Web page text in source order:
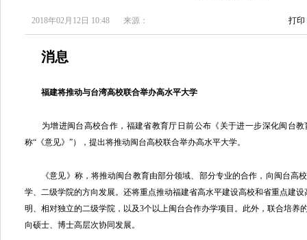
2018年02月12日 10:48 来源： 打印
消息
福建将推动与台湾高校联合举办高水平大学
为增进闽台高校合作，福建省教育厅日前公布《关于进一步深化闽台教
称“《意见》”），提出将推动闽台高校联合举办高水平大学。
《意见》称，将推动闽台教育由部分领域、部分专业的合作，向闽台高
学、二级学院的方向发展。还将重点推动福建省高水平建设高校和省重点建
明、相对独立的二级学院，以及3个以上闽台合作办学项目。此外，联合培养
向硕士、博士高层次协同发展。